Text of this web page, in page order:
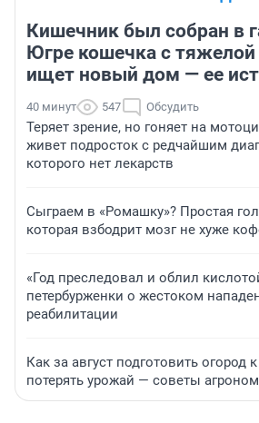
Кишечник был собран в
Югре кошечка с тяжелой
ищет новый дом — ее
40 минут 547 Обсудить
Теряет зрение, но гоняет на
живет подросток с редчайшим
которого нет лекарств
Сыграем в «Ромашку»? Простая
которая взбодрит мозг не хуже
«Год преследовал и облил
петербурженки о жестоком
реабилитации
Как за август подготовить огород
потерять урожай — советы